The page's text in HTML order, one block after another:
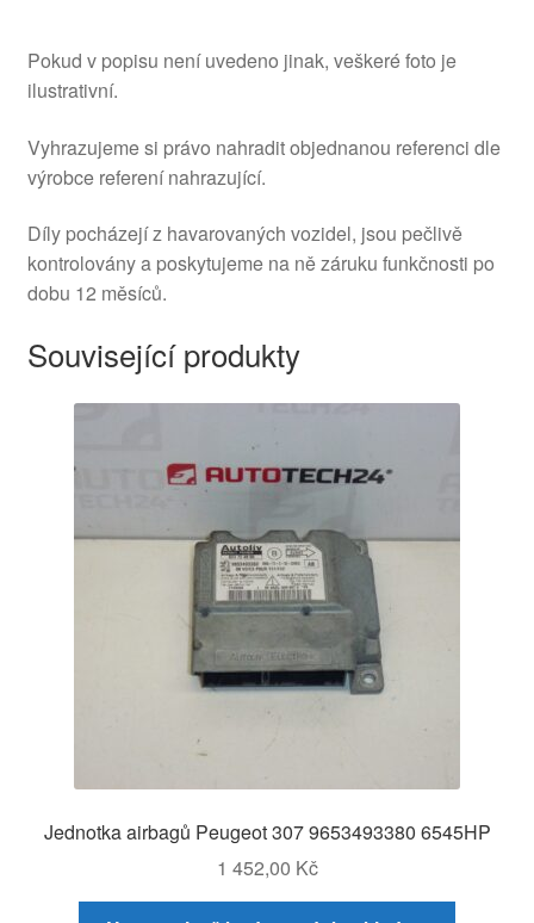
Pokud v popisu není uvedeno jinak, veškeré foto je
ilustrativní.
Vyhrazujeme si právo nahradit objednanou referenci dle
výrobce referení nahrazující.
Díly pocházejí z havarovaných vozidel, jsou pečlivě
kontrolovány a poskytujeme na ně záruku funkčnosti po
dobu 12 měsíců.
Související produkty
Jednotka airbagů Peugeot 307 9653493380 6545HP
1 452,00 Kč